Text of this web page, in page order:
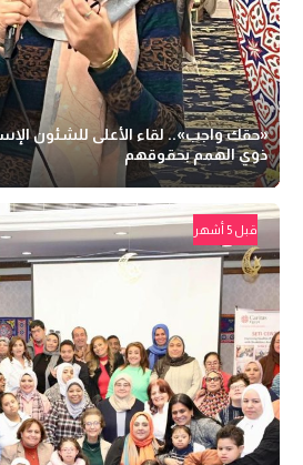
«حقك واجب».. لقاء الأعلى للشئون
ذوي الهمم بحقوقهم
قبل 5 أشهر